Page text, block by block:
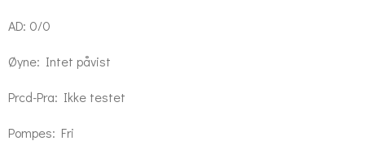
AD: 0/0
Øyne: Intet påvist
Prcd-Pra: Ikke testet
Pompes: Fri